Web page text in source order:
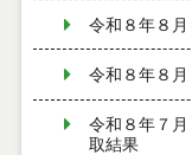
令和８年８
令和８年８
令和８年７
取結果